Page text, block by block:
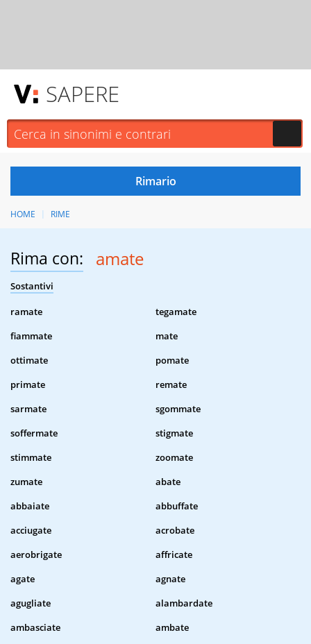
SAPERE
HOME RIME
Rima con: amate
Sostantivi
ramate
tegamate
fiammate
mate
ottimate
pomate
primate
remate
sarmate
sgommate
soffermate
stigmate
stimmate
zoomate
zumate
abate
abbaiate
abbuffate
acciugate
acrobate
aerobrigate
affricate
agate
agnate
agugliate
alambardate
ambasciate
ambate